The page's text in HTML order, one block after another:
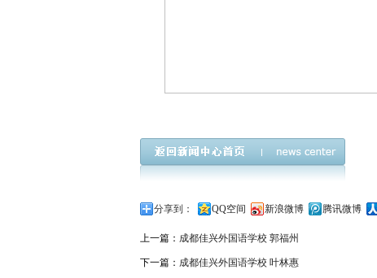
分享到： QQ空间 新浪微博 腾讯微博
上一篇： 成都佳兴外国语学校 郭福州
下一篇： 成都佳兴外国语学校 叶林惠